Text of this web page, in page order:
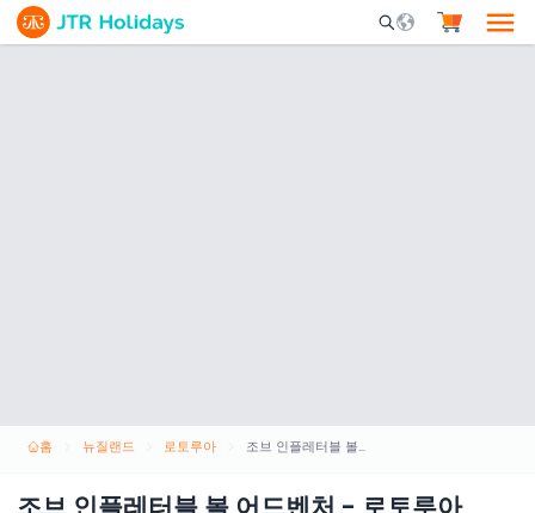
Mobile Search
홈 뉴질랜드 로토루아 조브 인플레터블 볼 어드벤처 - 로토루아